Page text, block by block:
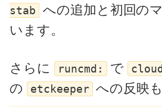
stab への追加と初回の
います。
さらに runcmd: で
の
etckeeper への反映